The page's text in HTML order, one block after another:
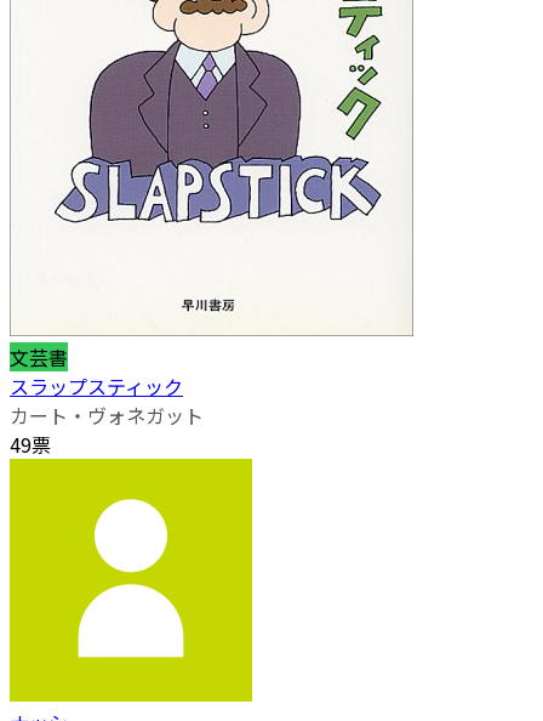
文芸書
スラップスティック
カート・ヴォネガット
49票